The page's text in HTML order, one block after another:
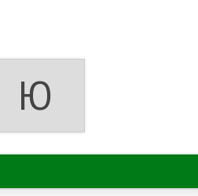
Юс этим миром и как я